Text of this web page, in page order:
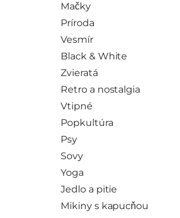
Mačky
Príroda
Vesmír
Black & White
Zvieratá
Retro a nostalgia
Vtipné
Popkultúra
Psy
Sovy
Yoga
Jedlo a pitie
Mikiny s kapucňou